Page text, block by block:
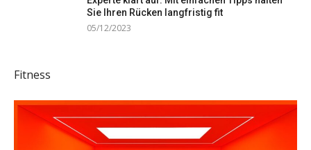
Sie Ihren Rücken langfristig fit
05/12/2023
Fitness